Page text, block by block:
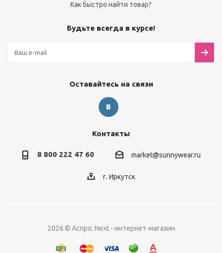
Как быстро найти товар?
Будьте всегда в курсе!
Оставайтесь на связи
Контакты
8 800 222 47 60 market@sunnywear.ru
г. Иркутск
2026 © Аспро: Next - интернет-магазин